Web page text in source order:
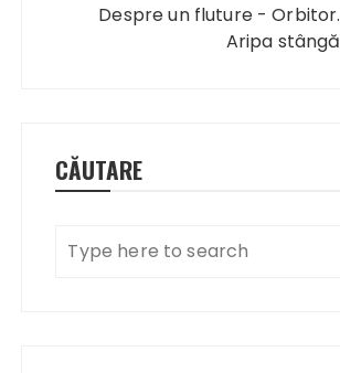
Despre un fluture - Orbitor.
Aripa stângă
CĂUTARE